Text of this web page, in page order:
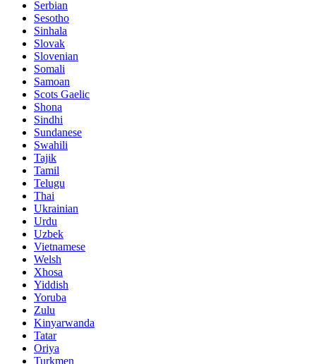
Serbian
Sesotho
Sinhala
Slovak
Slovenian
Somali
Samoan
Scots Gaelic
Shona
Sindhi
Sundanese
Swahili
Tajik
Tamil
Telugu
Thai
Ukrainian
Urdu
Uzbek
Vietnamese
Welsh
Xhosa
Yiddish
Yoruba
Zulu
Kinyarwanda
Tatar
Oriya
Turkmen